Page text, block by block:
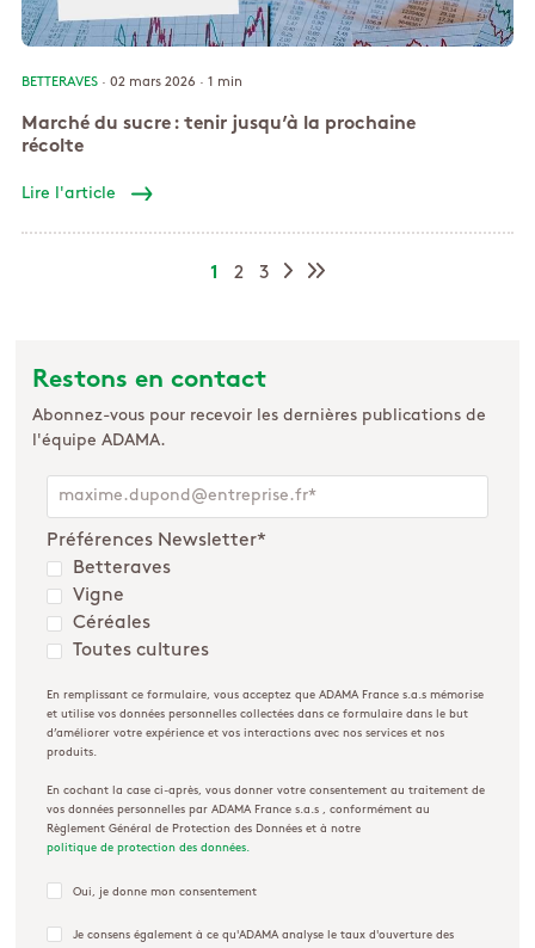
BETTERAVES· 02 mars 2026 · 1 min
Marché du sucre : tenir jusqu’à la prochaine
récolte
Lire l'article
1 2 3
Restons en contact
Abonnez-vous pour recevoir les dernières publications de
l'équipe ADAMA.
Préférences Newsletter*
Betteraves
Vigne
Céréales
Toutes cultures
En remplissant ce formulaire, vous acceptez que ADAMA France s.a.s mémorise
et utilise vos données personnelles collectées dans ce formulaire dans le but
d’améliorer votre expérience et vos interactions avec nos services et nos
produits.
En cochant la case ci-après, vous donner votre consentement au traitement de
vos données personnelles par ADAMA France s.a.s , conformément au
Règlement Général de Protection des Données et à notre
politique de protection des données.
Oui, je donne mon consentement
Je consens également à ce qu'ADAMA analyse le taux d'ouverture des